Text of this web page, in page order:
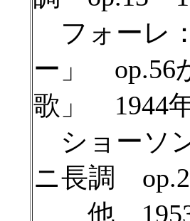
フォーレ
ー」 op.56
歌」 1944
ショーソ
ニ長調
他 1953